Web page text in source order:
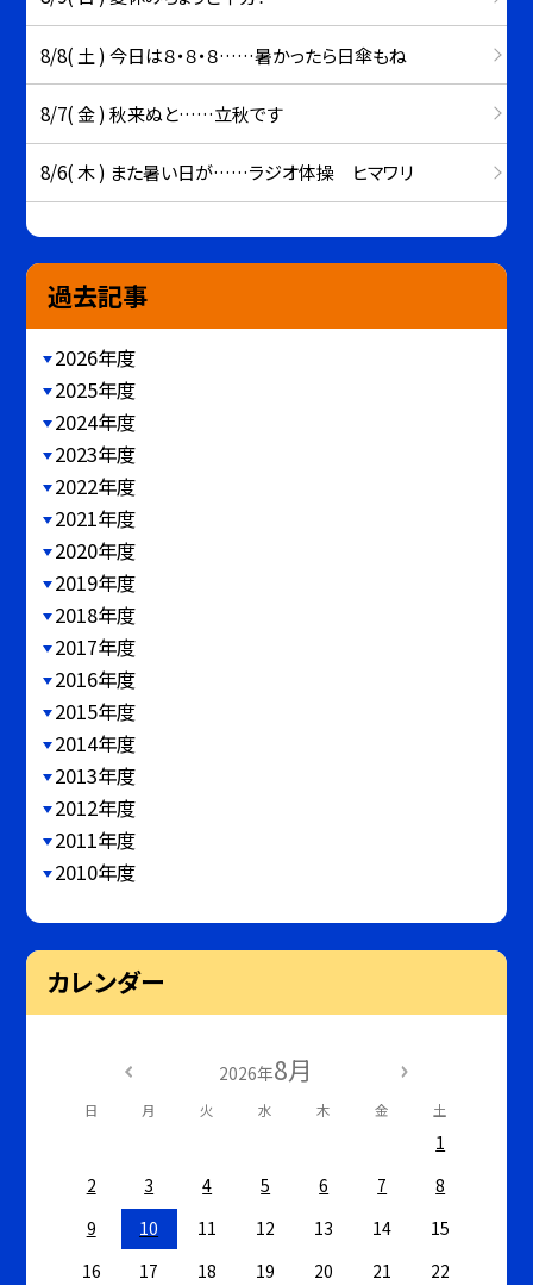
8/8( 土 ) 今日は８・８・８……暑かったら日傘もね
8/7( 金 ) 秋来ぬと……立秋です
8/6( 木 ) また暑い日が……ラジオ体操 ヒマワリ
過去記事
2026年度
2025年度
2024年度
2023年度
2022年度
2021年度
2020年度
2019年度
2018年度
2017年度
2016年度
2015年度
2014年度
2013年度
2012年度
2011年度
2010年度
カレンダー
2026年8月
日 月 火 水 木 金 土
1
2
3 4 5 6 7
8
9
10 11 12 13 14
15
16
17 18 19 20 21
22